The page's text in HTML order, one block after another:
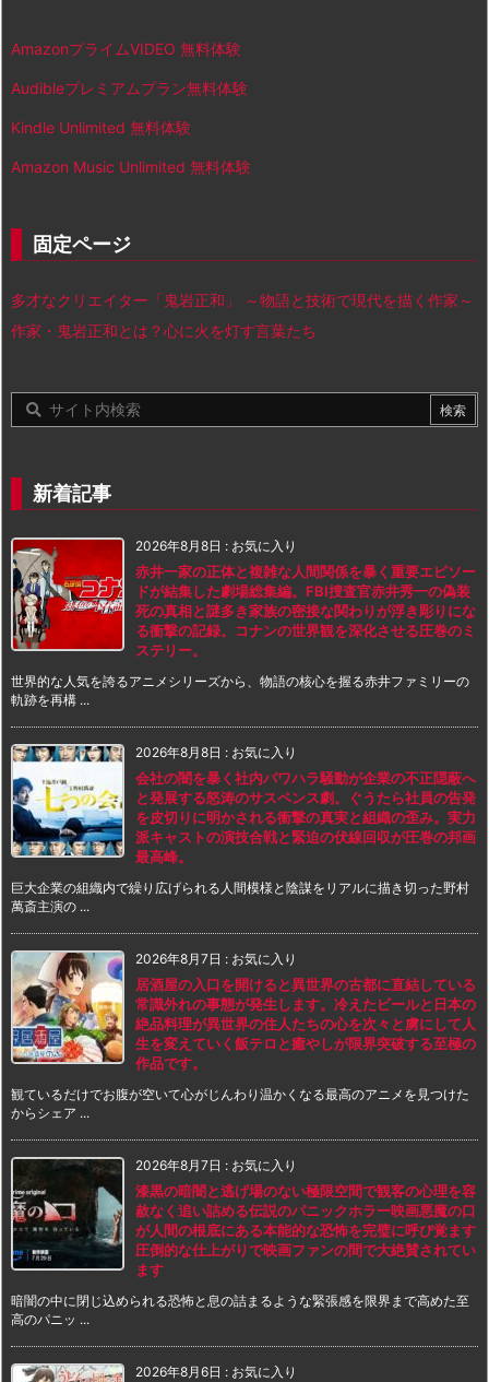
AmazonプライムVIDEO 無料体験
Audibleプレミアムプラン無料体験
Kindle Unlimited 無料体験
Amazon Music Unlimited 無料体験
固定ページ
多才なクリエイター「鬼岩正和」 ～物語と技術で現代を描く作家～
作家・鬼岩正和とは？心に火を灯す言葉たち
新着記事
2026年8月8日 : お気に入り
赤井一家の正体と複雑な人間関係を暴く重要エピソー
ドが結集した劇場総集編。FBI捜査官赤井秀一の偽装
死の真相と謎多き家族の密接な関わりが浮き彫りにな
る衝撃の記録。コナンの世界観を深化させる圧巻のミ
ステリー。
世界的な人気を誇るアニメシリーズから、物語の核心を握る赤井ファミリーの
軌跡を再構 ...
2026年8月8日 : お気に入り
会社の闇を暴く社内パワハラ騒動が企業の不正隠蔽へ
と発展する怒涛のサスペンス劇。ぐうたら社員の告発
を皮切りに明かされる衝撃の真実と組織の歪み。実力
派キャストの演技合戦と緊迫の伏線回収が圧巻の邦画
最高峰。
巨大企業の組織内で繰り広げられる人間模様と陰謀をリアルに描き切った野村
萬斎主演の ...
2026年8月7日 : お気に入り
居酒屋の入口を開けると異世界の古都に直結している
常識外れの事態が発生します。冷えたビールと日本の
絶品料理が異世界の住人たちの心を次々と虜にして人
生を変えていく飯テロと癒やしが限界突破する至極の
作品です。
観ているだけでお腹が空いて心がじんわり温かくなる最高のアニメを見つけた
からシェア ...
2026年8月7日 : お気に入り
漆黒の暗闇と逃げ場のない極限空間で観客の心理を容
赦なく追い詰める伝説のパニックホラー映画悪魔の口
が人間の根底にある本能的な恐怖を完璧に呼び覚ます
圧倒的な仕上がりで映画ファンの間で大絶賛されてい
ます
暗闇の中に閉じ込められる恐怖と息の詰まるような緊張感を限界まで高めた至
高のパニッ ...
2026年8月6日 : お気に入り